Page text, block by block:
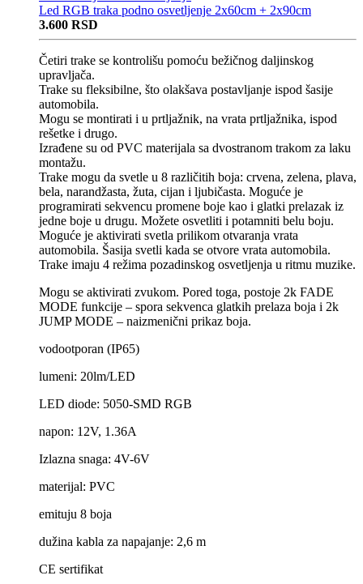
Led RGB traka podno osvetljenje 2x60cm + 2x90cm
3.600 RSD
Četiri trake se kontrolišu pomoću bežičnog daljinskog
upravljača.
Trake su fleksibilne, što olakšava postavljanje ispod šasije
automobila.
Mogu se montirati i u prtljažnik, na vrata prtljažnika, ispod
rešetke i drugo.
Izrađene su od PVC materijala sa dvostranom trakom za laku
montažu.
Trake mogu da svetle u 8 različitih boja: crvena, zelena, plava,
bela, narandžasta, žuta, cijan i ljubičasta. Moguće je
programirati sekvencu promene boje kao i glatki prelazak iz
jedne boje u drugu. Možete osvetliti i potamniti belu boju.
Moguće je aktivirati svetla prilikom otvaranja vrata
automobila. Šasija svetli kada se otvore vrata automobila.
Trake imaju 4 režima pozadinskog osvetljenja u ritmu muzike.
Mogu se aktivirati zvukom. Pored toga, postoje 2k FADE
MODE funkcije – spora sekvenca glatkih prelaza boja i 2k
JUMP MODE – naizmenični prikaz boja.
vodootporan (IP65)
lumeni: 20lm/LED
LED diode: 5050-SMD RGB
napon: 12V, 1.36A
Izlazna snaga: 4V-6V
materijal: PVC
emituju 8 boja
dužina kabla za napajanje: 2,6 m
CE sertifikat